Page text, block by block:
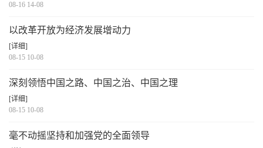
08-16 14-08
以改革开放为经济发展增动力
[详细]
08-15 10-08
深刻领悟中国之路、中国之治、中国之理
[详细]
08-15 10-08
毫不动摇坚持和加强党的全面领导